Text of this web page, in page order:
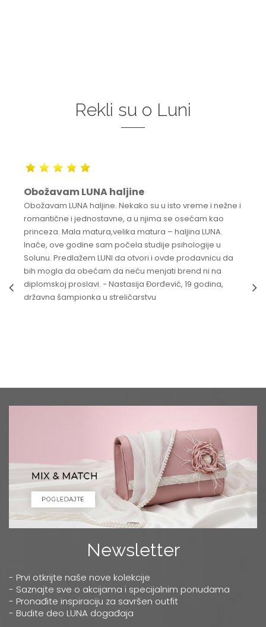
Rekli su o Luni
Obožavam LUNA haljine
Obožavam LUNA haljine. Nekako su u isto vreme i nežne i
romantične i jednostavne, a u njima se osećam kao
princeza. Mala matura,velika matura – haljina LUNA.
Inače, ove godine sam počela studije psihologije u
Solunu. Predlažem LUNI da otvori i ovde prodavnicu da
bih mogla da obećam da neću menjati brend ni na
diplomskoj proslavi. - Nastasija Đorđević, 19 godina,
državna šampionka u streličarstvu
Newsletter
- Prvi otkrijte naše nove kolekcije
- Saznajte sve o akcijama i specijalnim ponudama
- Pronađite inspiraciju za savršen outfit
- Budite deo LUNA događaja